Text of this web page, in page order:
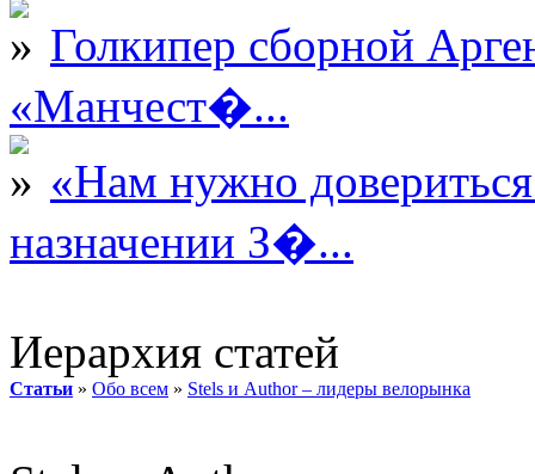
Голкипер сборной
«Манчест�...
«Нам нужно
назначении З�...
Иерархия статей
Статьи » Обо всем » Stels и Author – лидеры велорынка